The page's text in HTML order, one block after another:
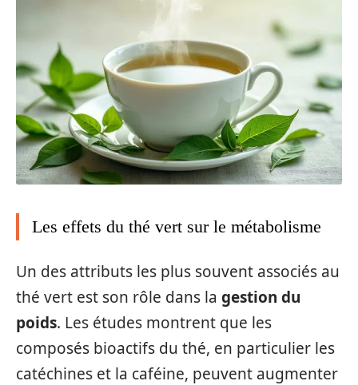
Les effets du thé vert sur le métabolisme
Un des attributs les plus souvent associés au
thé vert est son rôle dans la gestion du
poids. Les études montrent que les
composés bioactifs du thé, en particulier les
catéchines et la caféine, peuvent augmenter